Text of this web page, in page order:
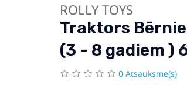
ROLLY TOYS
Traktors
(3 - 8 gadiem )
0 Atsauksme(s)